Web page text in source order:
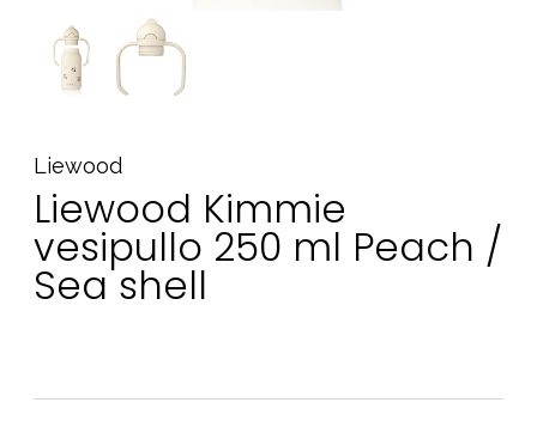
Liewood
Liewood Kimmie
vesipullo 250 ml Peach /
Sea shell
Aurinko ja uinti